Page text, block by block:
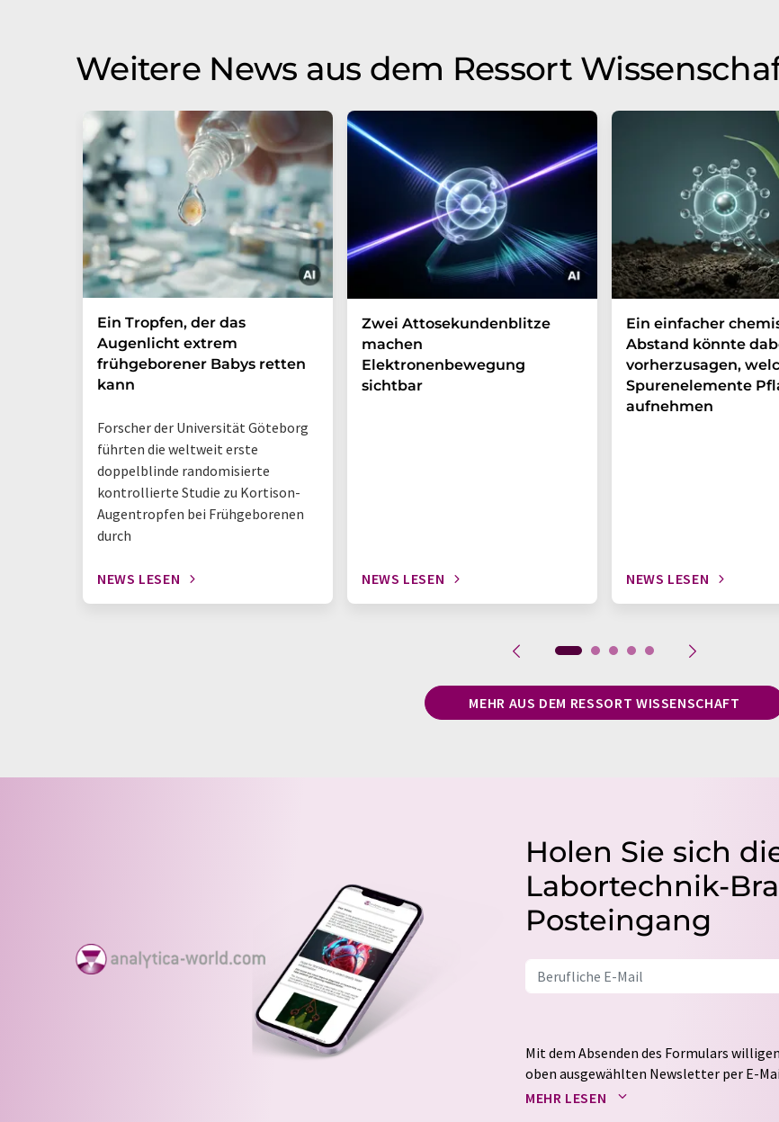
Weitere News aus dem Ressort
Ein Tropfen, der das
Augenlicht extrem
frühgeborener Babys retten
kann
Forscher der Universität Göteborg
führten die weltweit erste
doppelblinde randomisierte
kontrollierte Studie zu Kortison-
Augentropfen bei Frühgeborenen
durch
NEWS LESEN
Zwei Attosekundenblitze
machen
Elektronenbewegung
sichtbar
NEWS LESEN
Ein einfacher
Abstand könnte
vorherzusagen,
Spurenelemente
aufnehmen
NEWS LESEN
MEHR AUS DEM RESSORT WISSENSCHAFT
Holen Sie sich
Labortechnik-
Posteingang
Mit dem Absenden des Formulars
oben ausgewählten Newsletter per E-
weitergegeben. Die Speicherung und
MEHR LESEN